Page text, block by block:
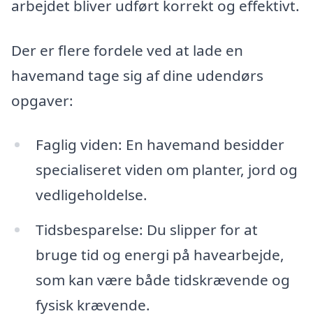
arbejdet bliver udført korrekt og effektivt.
Der er flere fordele ved at lade en
havemand tage sig af dine udendørs
opgaver:
Faglig viden: En havemand besidder
specialiseret viden om planter, jord og
vedligeholdelse.
Tidsbesparelse: Du slipper for at
bruge tid og energi på havearbejde,
som kan være både tidskrævende og
fysisk krævende.